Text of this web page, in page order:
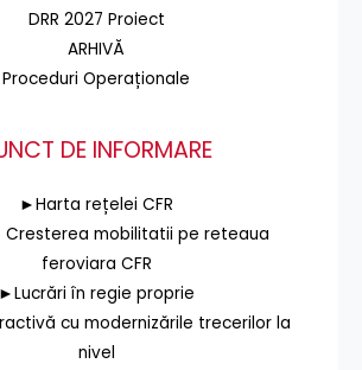
DRR 2027 Proiect
ARHIVĂ
Proceduri Operaționale
DE INFORMARE
►Harta rețelei CFR
mobilitatii pe reteaua
feroviara CFR
►Lucrări în regie proprie
cu modernizările trecerilor la
nivel